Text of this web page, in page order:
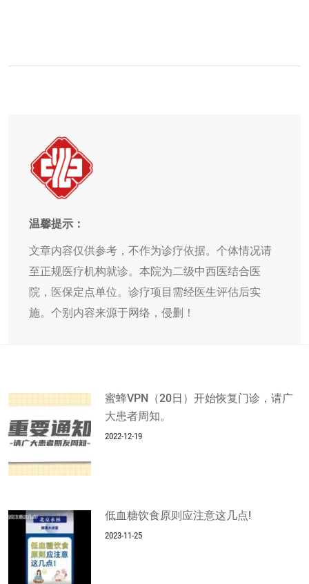
温馨提示：
文章内容仅供参考，不作为诊疗依据。个体情况请
至正规医疗机构就诊。本院为二级中西医结合医
院，医保定点单位。诊疗项目需经医生评估后实
施。个别内容来源于网络，侵删！
蜜蜂VPN（20日）开始恢复门诊，请广
大患者周知。
2022-12-19
低血糖饮食原则应注意这几点!
2023-11-25